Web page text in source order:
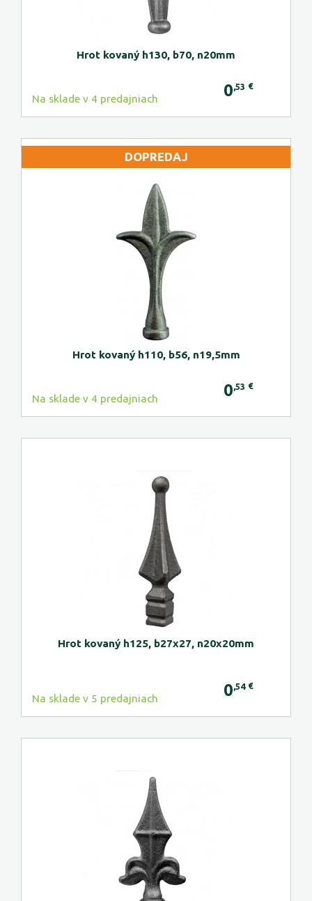
Hrot kovaný h130, b70, n20mm
Na sklade v 4 predajniach 0 ,53 €
DOPREDAJ
Hrot kovaný h110, b56, n19,5mm
Na sklade v 4 predajniach 0 ,53 €
Hrot kovaný h125, b27x27, n20x20mm
Na sklade v 5 predajniach 0 ,54 €